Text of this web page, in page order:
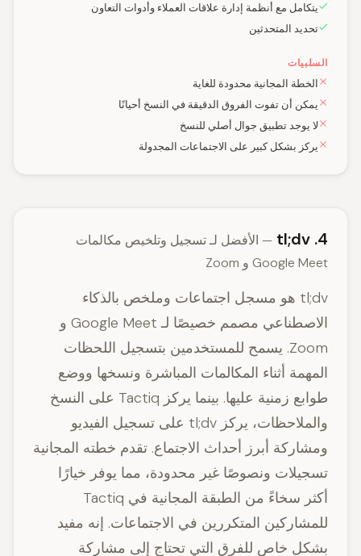
يتكامل مع أنظمة إدارة علاقات العملاء وأدوات التعاون
تحديد المتحدثين
السلبيات
الخطة المجانية محدودة للغاية
يمكن أن تفوت الفروق الدقيقة في النسخ أحيانًا
لا يوجد تطبيق جوال أصلي للنسخ
يركز بشكل كبير على الاجتماعات المجدولة
4. tl;dv
— الأفضل لـ تسجيل وتلخيص مكالمات
Google Meet و Zoom
tl;dv هو مسجل اجتماعات وملخص بالذكاء
الاصطناعي مصمم خصيصًا لـ Google Meet و
Zoom. يسمح للمستخدمين بتسجيل اللحظات
المهمة أثناء المكالمات المباشرة ونسخها ووضع
طوابع زمنية عليها. بينما يركز Tactiq على النسخ
والملاحظات، يركز tl;dv على تسجيل الفيديو
ومشاركة أبرز أحداث الاجتماع. تقدم خطته المجانية
تسجيلات ونصوصًا غير محدودة، مما يوفر خيارًا
أكثر سخاءً من الطبقة المجانية في Tactiq
للمشاركين المتكررين في الاجتماعات. إنه مفيد
بشكل خاص للفرق التي تحتاج إلى مشاركة